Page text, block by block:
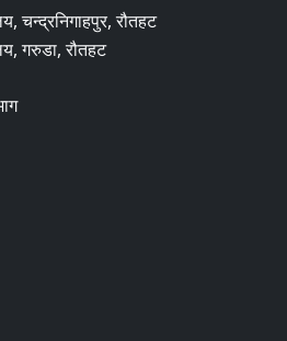
चन्द्रनिगाहपुर, रौतहट
गरुडा, रौतहट